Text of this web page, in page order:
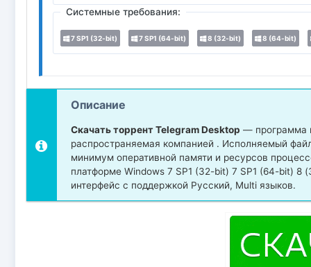
Системные требования:
7 SP1 (32-bit) 7 SP1 (64-bit) 8 (32-bit) 8 (64-bit)
Описание
Скачать торрент Telegram Desktop — программа
распространяемая компанией . Исполняемый
минимум оперативной памяти и ресурсов
платформе Windows 7 SP1 (32-bit) 7 SP1 (64-bit)
интерфейс с поддержкой Русский, Multi языков.